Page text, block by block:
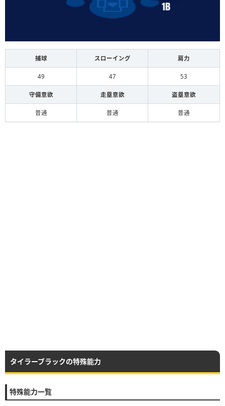
捕球 スローイング 肩力
49 47 53
守備意欲 走塁意欲 盗塁意欲
普通 普通 普通
タイラーブラックの特殊能力
特殊能力一覧